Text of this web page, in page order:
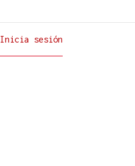
Inicia sesión